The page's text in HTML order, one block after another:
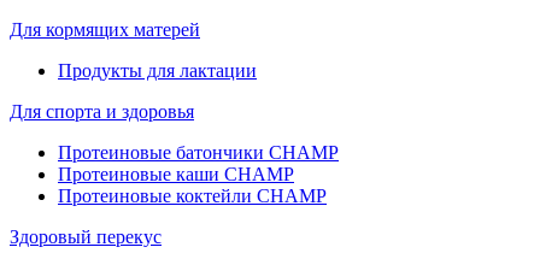
Для кормящих матерей
Продукты для лактации
Для спорта и здоровья
Протеиновые батончики CHAMP
Протеиновые каши CHAMP
Протеиновые коктейли CHAMP
Здоровый перекус